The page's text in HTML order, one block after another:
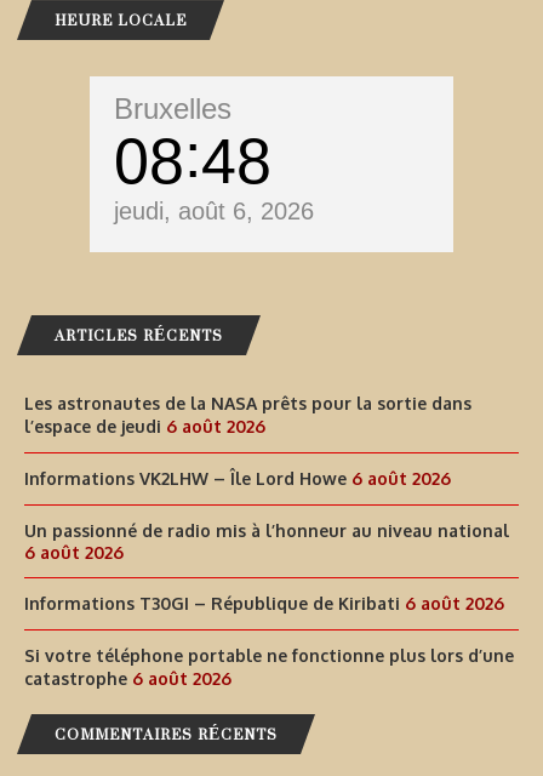
HEURE LOCALE
Bruxelles
08 48
jeudi, août 6, 2026
ARTICLES RÉCENTS
Les astronautes de la NASA prêts pour la sortie dans
l’espace de jeudi 6 août 2026
Informations VK2LHW – Île Lord Howe 6 août 2026
Un passionné de radio mis à l’honneur au niveau national
6 août 2026
Informations T30GI – République de Kiribati 6 août 2026
Si votre téléphone portable ne fonctionne plus lors d’une
catastrophe 6 août 2026
COMMENTAIRES RÉCENTS